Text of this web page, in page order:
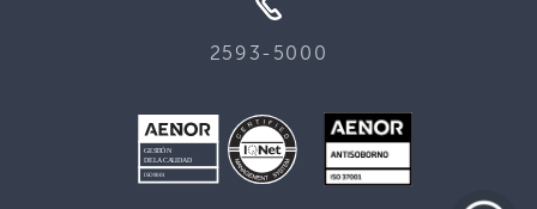
2593-5000